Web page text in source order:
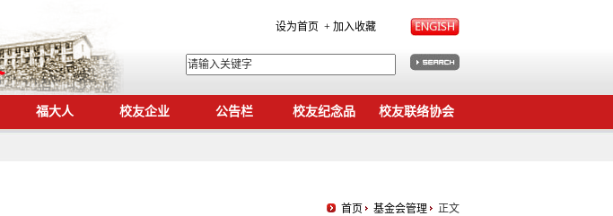
设为首页 + 加入收藏
福大人 校友企业 公告栏 校友纪念品 校友联络协会
首页 基金会管理 正文